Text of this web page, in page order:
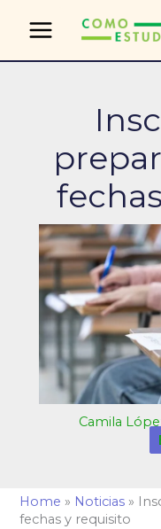
contenido
Camila
Home » Noticias »
fechas y requisito